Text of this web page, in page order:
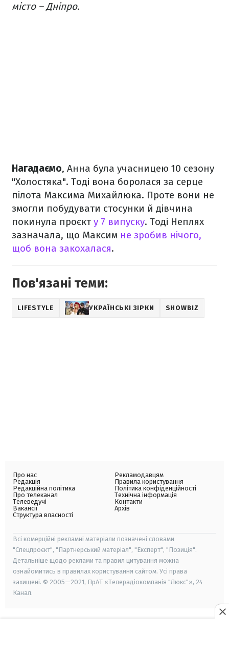
місто – Дніпро.
Нагадаємо, Анна була учасницею 10 сезону
"Холостяка". Тоді вона боролася за серце
пілота Максима Михайлюка. Проте вони не
змогли побудувати стосунки й дівчина
покинула проєкту 7 випуску. Тоді Неплях
зазначала, що Максим не зробив нічого,
щоб вона закохалася.
Пов'язані теми:
LIFESTYLE УКРАЇНСЬКІ ЗІРКИ SHOWBIZ
Про нас
Редакція
Редакційна політика
Про телеканал
Телеведучі
Вакансії
Структура власності
Рекламодавцям
Правила користування
Політика конфіденційності
Технічна інформація
Контакти
Архів
Всі комерційні рекламні матеріали позначені словами
"Спецпроєкт", "Партнерський матеріал", "Експерт", "Позиція".
Детальніше щодо реклами та правил цитування можна
ознайомитись в правилах користування сайтом. Усі права
захищені. © 2005—2021, ПрАТ «Телерадіокомпанія "Люкс"», 24
Канал.